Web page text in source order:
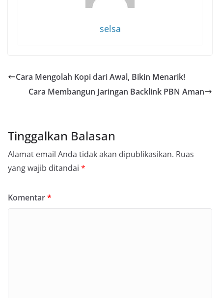
selsa
Cara Mengolah Kopi dari Awal, Bikin Menarik!
Cara Membangun Jaringan Backlink PBN Aman
Tinggalkan Balasan
Alamat email Anda tidak akan dipublikasikan. Ruas
yang wajib ditandai *
Komentar*